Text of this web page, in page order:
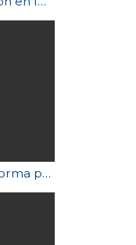
Internet como plataforma para la elaboración de textos. Emilia Ferreiro. (2de5)